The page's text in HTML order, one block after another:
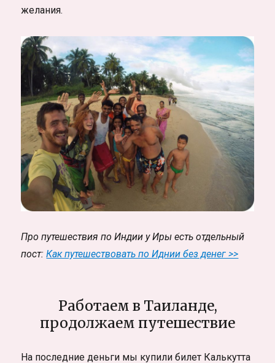
желания.
Про путешествия по Индии у Иры есть отдельный
пост:Как путешествовать по Иднии без денег >>
Работаем в Таиланде,
продолжаем путешествие
На последние деньги мы купили билет Калькутта